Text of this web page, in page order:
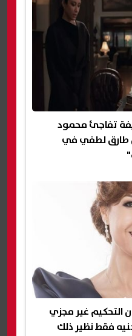
تفاجئ محمود
طارق لطفي في
التحكيم غير مجزي